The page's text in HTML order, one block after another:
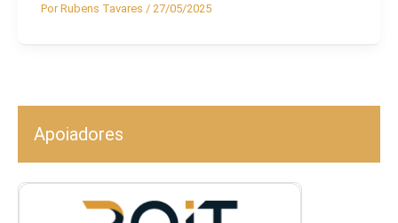
PorRubens Tavares / 27/05/2025
Apoiadores